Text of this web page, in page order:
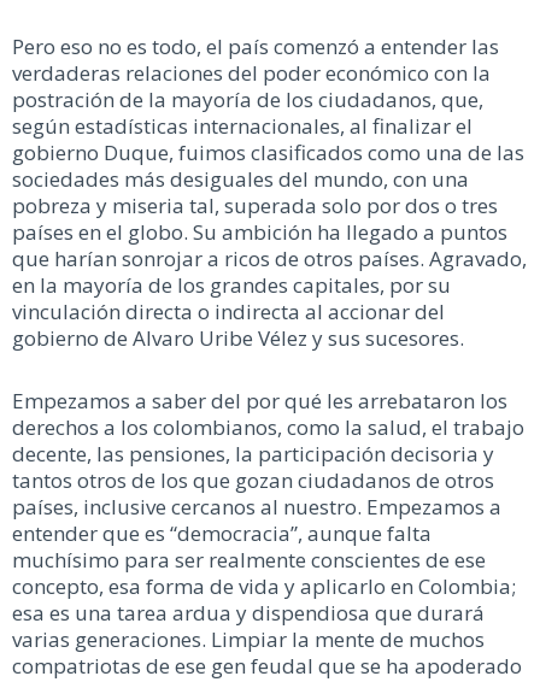
Pero eso no es todo, el país comenzó a entender las
verdaderas relaciones del poder económico con la
postración de la mayoría de los ciudadanos, que,
según estadísticas internacionales, al finalizar el
gobierno Duque, fuimos clasificados como una de las
sociedades más desiguales del mundo, con una
pobreza y miseria tal, superada solo por dos o tres
países en el globo. Su ambición ha llegado a puntos
que harían sonrojar a ricos de otros países. Agravado,
en la mayoría de los grandes capitales, por su
vinculación directa o indirecta al accionar del
gobierno de Alvaro Uribe Vélez y sus sucesores.
Empezamos a saber del por qué les arrebataron los
derechos a los colombianos, como la salud, el trabajo
decente, las pensiones, la participación decisoria y
tantos otros de los que gozan ciudadanos de otros
países, inclusive cercanos al nuestro. Empezamos a
entender que es “democracia”, aunque falta
muchísimo para ser realmente conscientes de ese
concepto, esa forma de vida y aplicarlo en Colombia;
esa es una tarea ardua y dispendiosa que durará
varias generaciones. Limpiar la mente de muchos
compatriotas de ese gen feudal que se ha apoderado